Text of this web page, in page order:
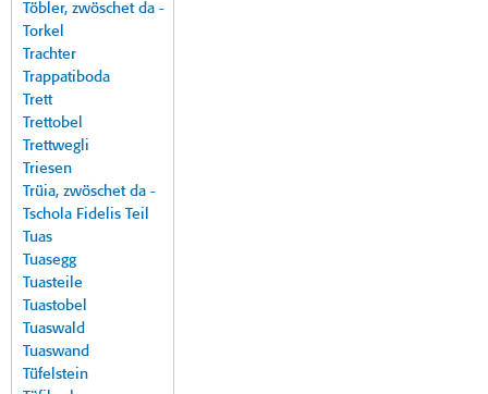
Töbler, zwöschet da -
Torkel
Trachter
Trappatiboda
Trett
Trettobel
Trettwegli
Triesen
Trüia, zwöschet da -
Tschola Fidelis Teil
Tuas
Tuasegg
Tuasteile
Tuastobel
Tuaswald
Tuaswand
Tüfelstein